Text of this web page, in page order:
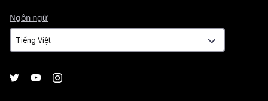
Ngôn ngữ
ngữ